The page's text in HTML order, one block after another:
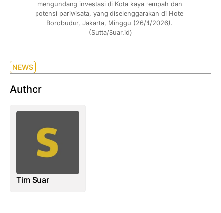
mengundang investasi di Kota kaya rempah dan
potensi pariwisata, yang diselenggarakan di Hotel
Borobudur, Jakarta, Minggu (26/4/2026).
(Sutta/Suar.id)
NEWS
Author
Tim Suar